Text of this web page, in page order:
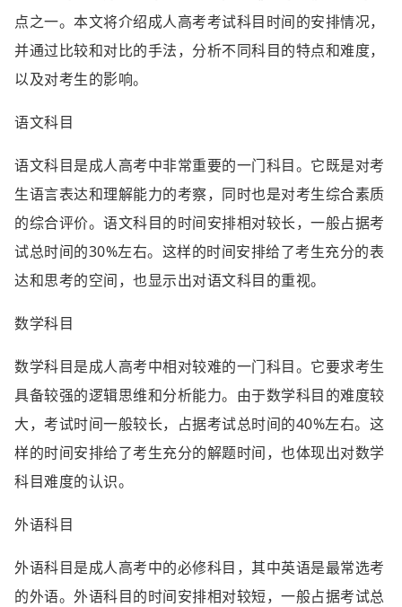
点之一。本文将介绍成人高考考试科目时间的安排情况，
并通过比较和对比的手法，分析不同科目的特点和难度，
以及对考生的影响。
语文科目
语文科目是成人高考中非常重要的一门科目。它既是对考
生语言表达和理解能力的考察，同时也是对考生综合素质
的综合评价。语文科目的时间安排相对较长，一般占据考
试总时间的30%左右。这样的时间安排给了考生充分的表
达和思考的空间，也显示出对语文科目的重视。
数学科目
数学科目是成人高考中相对较难的一门科目。它要求考生
具备较强的逻辑思维和分析能力。由于数学科目的难度较
大，考试时间一般较长，占据考试总时间的40%左右。这
样的时间安排给了考生充分的解题时间，也体现出对数学
科目难度的认识。
外语科目
外语科目是成人高考中的必修科目，其中英语是最常选考
的外语。外语科目的时间安排相对较短，一般占据考试总